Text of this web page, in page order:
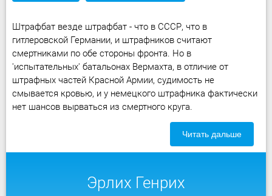
Штрафбат везде штрафбат - что в СССР, что в
гитлеровской Германии, и штрафников считают
смертниками по обе стороны фронта. Но в
'испытательных' батальонах Вермахта, в отличие от
штрафных частей Красной Армии, судимость не
смывается кровью, и у немецкого штрафника фактически
нет шансов вырваться из смертного круга.
Читать дальше
Эрлих Генрих